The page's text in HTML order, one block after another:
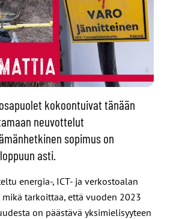
kokoontuivat tänään
neuvottelut
sopimus on
asti.
energia-, ICT- ja verkostoalan
tarkoittaa, että vuoden 2023
on päästävä yksimielisyyteen